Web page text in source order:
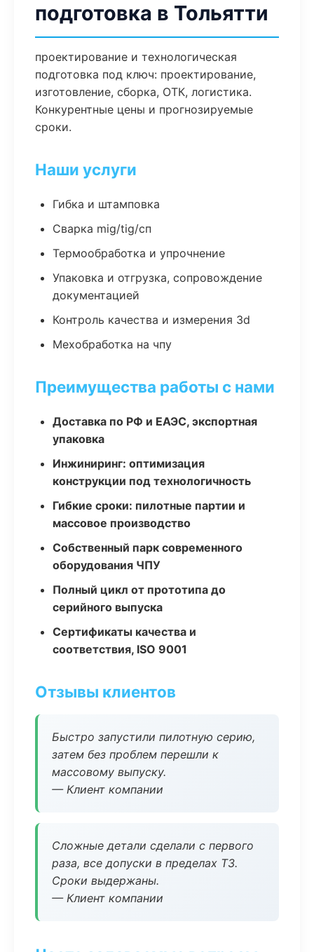
подготовка в Тольятти
проектирование и технологическая
подготовка под ключ: проектирование,
изготовление, сборка, ОТК, логистика.
Конкурентные цены и прогнозируемые
сроки.
Наши услуги
Гибка и штамповка
Сварка mig/tig/сп
Термообработка и упрочнение
Упаковка и отгрузка, сопровождение
документацией
Контроль качества и измерения 3d
Мехобработка на чпу
Преимущества работы с нами
Доставка по РФ и ЕАЭС, экспортная
упаковка
Инжиниринг: оптимизация
конструкции под технологичность
Гибкие сроки: пилотные партии и
массовое производство
Собственный парк современного
оборудования ЧПУ
Полный цикл от прототипа до
серийного выпуска
Сертификаты качества и
соответствия, ISO 9001
Отзывы клиентов
Быстро запустили пилотную серию,
затем без проблем перешли к
массовому выпуску.
— Клиент компании
Сложные детали сделали с первого
раза, все допуски в пределах ТЗ.
Сроки выдержаны.
— Клиент компании